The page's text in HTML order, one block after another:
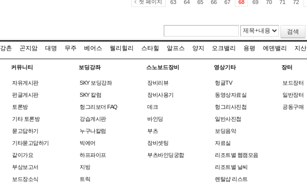
첫 페이지 63 64 65 66 67 68 69 70 71 72
검색
강촌 곤지암 대명 무주 베어스 웰리힐리 스타힐 알프스 양지 오크밸리 용평 에덴밸리 지산
커뮤니티
자유게시판
펀글게시판
토론방
기타 토론방
묻고답하기
기타묻고답하기
같이가요
부상보고서
보드장소식
보딩강좌
SKY 보딩강좌
SKY 칼럼
헝그리보더 FAQ
강습게시판
누구나칼럼
빅에어
하프파이프
지빙
트릭
스노보드장비
장비리뷰
장비사용기
데크
바인딩
부츠
장비셋팅
부츠바인딩궁합
영상기타
헝글TV
동영상자료실
헝그리사진첩
일반사진첩
보딩음악
자료실
리조트별 웹캠모음
리조트별 날씨
렌탈샵 리스트
장터
보드장터
일반장터
공동구매